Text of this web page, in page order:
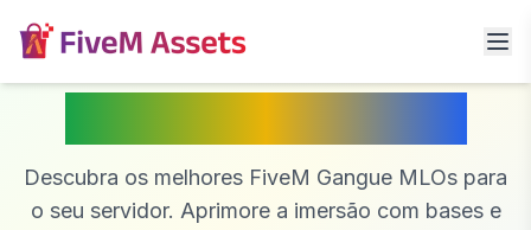
Descubra os melhores FiveM Gangue MLOs para
o seu servidor. Aprimore a imersão com bases e